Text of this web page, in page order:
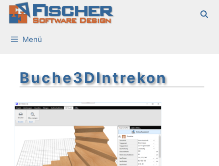
Zum
Inhalt
springen
Fischer
Software Design
Menü
Buche3DIntrekon